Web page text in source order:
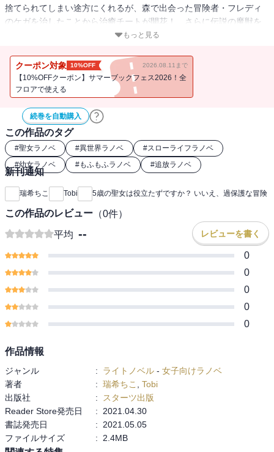
捨てられてしまい途方にくれるが、森で出会った冒険者・フレディ
のケガを治したことから治癒チートが開花！ さらに伝説の魔獣を
救い従魔の契約をする。その後も魔導士や最強聖女から過保護に愛
て・・・!?
もっと見る
クーポン対象 10%OFF 2026.08.11まで
【10%OFFクーポン】サマーブックフェス2026！全
フロアで使える
続巻を自動購入
この作品のタグ
#聖女ラノベ #異世界ラノベ #スローライフラノベ
#幼女ラノベ #もふもふラノベ #追放ラノベ
新刊通知
瑞希ちこ Tobi 5歳の聖女は役立たずですか？ いいえ、過保護な冒険
この作品のレビュー （0件）
平均 -- レビューを書く
0
0
0
0
0
作品情報
ジャンル : ライトノベル - 女子向けラノベ
著者
: 瑞希ちこ
Tobi
出版社
:
スターツ出版
Reader Store発売日
:
2021.04.30
書誌発売日
:
2021.05.05
ファイルサイズ
: 2.4MB